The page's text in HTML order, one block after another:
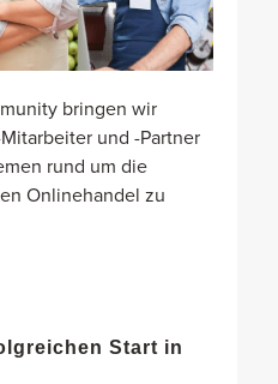
bringen wir
und -Partner
rund um die
Onlinehandel zu
Start in